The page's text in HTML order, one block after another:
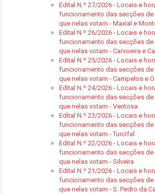
Edital N.º 27/2026 - Locais e
funcionamento das secções de
que nelas votam - Maxial e
Edital N.º 26/2026 - Locais e
funcionamento das secções de
que nelas votam - Carvoeira e
Edital N.º 25/2026 - Locais e
funcionamento das secções de
que nelas votam - Campelos e
Edital N.º 24/2026 - Locais e
funcionamento das secções de
que nelas votam - Ventosa
Edital N.º 23/2026 - Locais e
funcionamento das secções de
que nelas votam - Turcifal
Edital N.º 22/2026 - Locais e
funcionamento das secções de
que nelas votam - Silveira
Edital N.º 21/2026 - Locais e
funcionamento das secções de
que nelas votam - S. Pedro da